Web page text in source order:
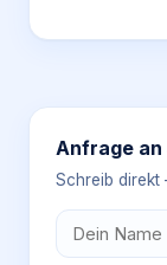
Anfrage an
Schreib direkt